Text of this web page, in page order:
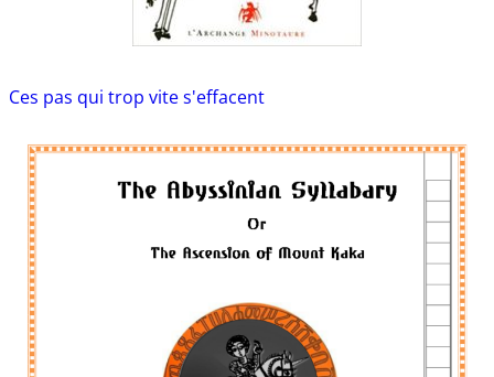
Ces pas qui trop vite s'effacent